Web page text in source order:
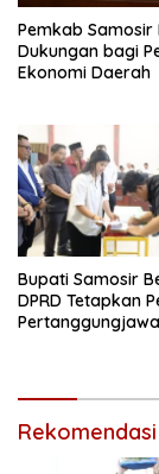
Pemkab
Dukungan bagi
Ekonomi Daerah
Bupati Samosir
DPRD Tetapkan